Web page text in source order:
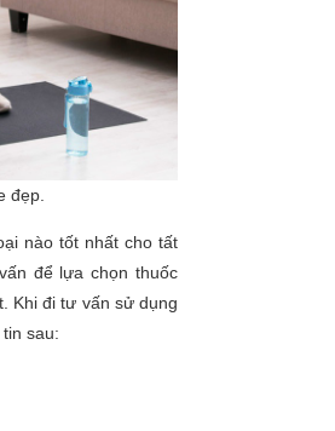
đẹp.
nào tốt nhất cho tất
để lựa chọn thuốc
Khi đi tư vấn sử dụng
sau: